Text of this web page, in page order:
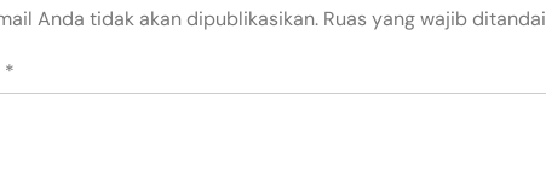
Anda tidak akan dipublikasikan. Ruas yang wajib ditandai
*